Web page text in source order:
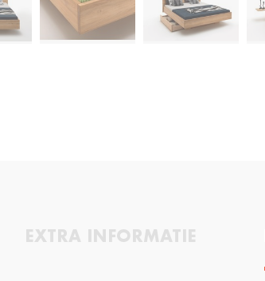
EXTRA INFORMATIE